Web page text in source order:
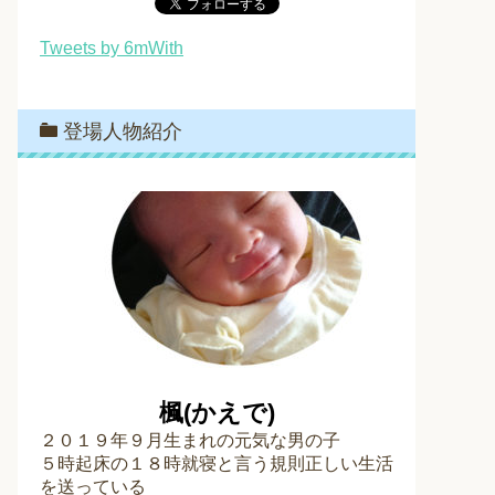
Tweets by 6mWith
登場人物紹介
楓(かえで)
２０１９年９月生まれの元気な男の子
５時起床の１８時就寝と言う規則正しい生活
を送っている